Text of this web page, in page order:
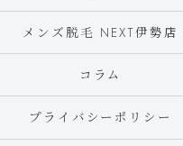
メンズ脱毛 NEXT伊勢店
コラム
プライバシーポリシー